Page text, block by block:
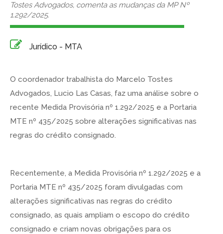
Tostes Advogados, comenta as mudanças da MP Nº
1.292/2025.
Jurídico - MTA
O coordenador trabalhista do Marcelo Tostes
Advogados, Lucio Las Casas, faz uma análise sobre o
recente Medida Provisória nº 1.292/2025 e a Portaria
MTE nº 435/2025 sobre alterações significativas nas
regras do crédito consignado.
Recentemente, a Medida Provisória nº 1.292/2025 e a
Portaria MTE nº 435/2025 foram divulgadas com
alterações significativas nas regras do crédito
consignado, as quais ampliam o escopo do crédito
consignado e criam novas obrigações para os